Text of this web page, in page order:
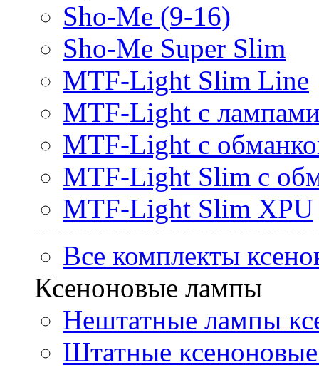
Sho-Me (9-16)
Sho-Me Super Slim
MTF-Light Slim Line
MTF-Light с
MTF-Light с
MTF-Light Slim с
MTF-Light Slim XPU
Все комплекты
Ксеноновые лампы
Нештатные лампы
Штатные